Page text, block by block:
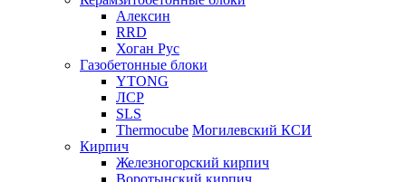
Алексин
RRD
Хоган Рус
Газобетонные блоки
YTONG
ЛСР
SLS
Thermocube Могилевский КСИ
Кирпич
Железногорский кирпич
Воротынский кирпич